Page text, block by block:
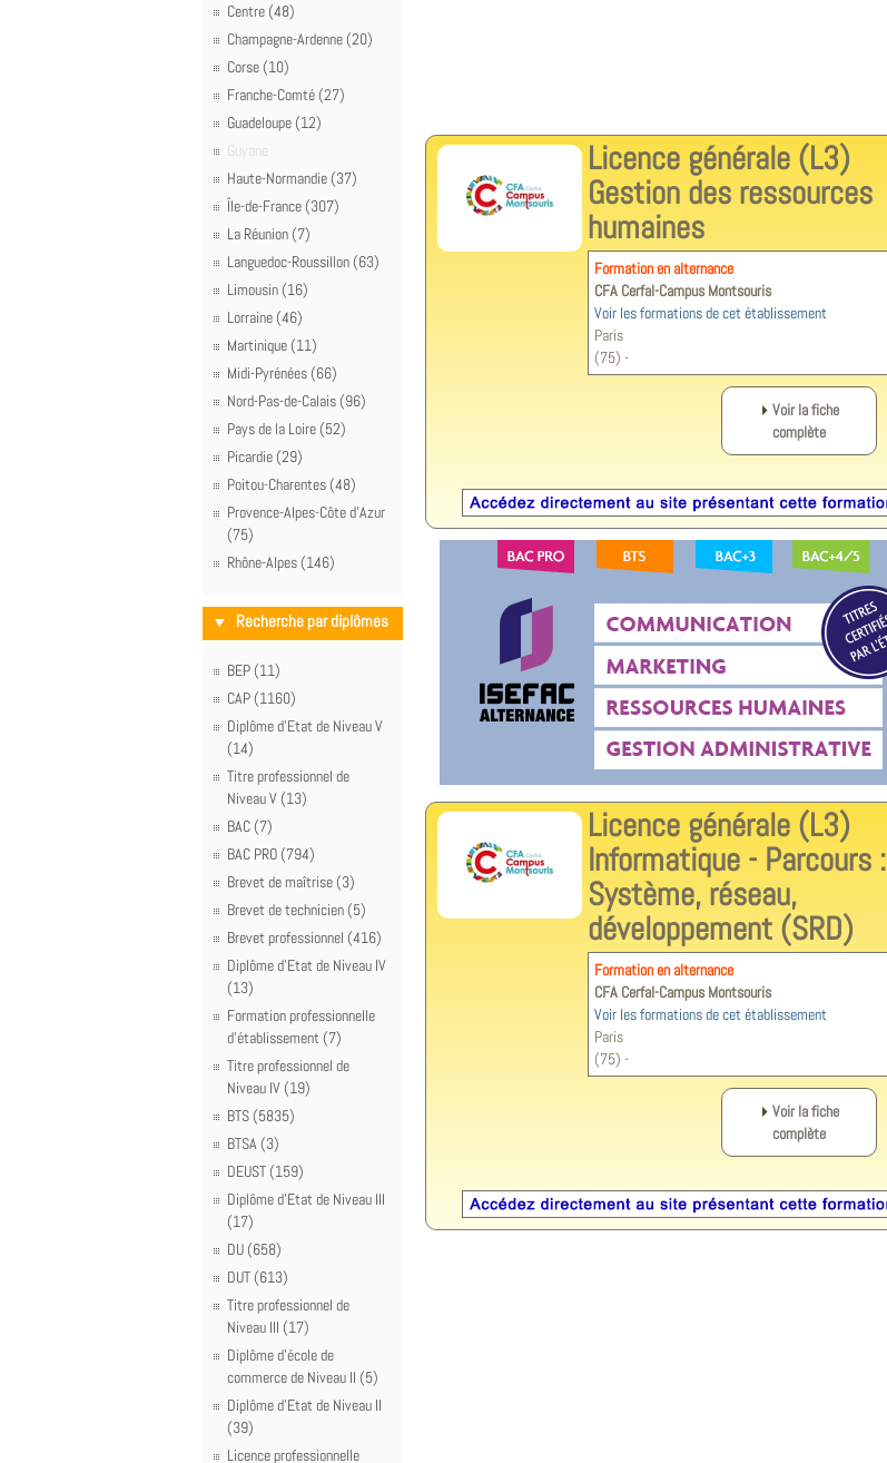
Centre (48)
Champagne-Ardenne (20)
Corse (10)
Franche-Comté (27)
Guadeloupe (12)
Guyane
Haute-Normandie (37)
Île-de-France (307)
La Réunion (7)
Languedoc-Roussillon (63)
Limousin (16)
Lorraine (46)
Martinique (11)
Midi-Pyrénées (66)
Nord-Pas-de-Calais (96)
Pays de la Loire (52)
Picardie (29)
Poitou-Charentes (48)
Provence-Alpes-Côte d'Azur
(75)
Rhône-Alpes (146)
Recherche par diplômes
BEP (11)
CAP (1160)
Diplôme d'Etat de Niveau V
(14)
Titre professionnel de
Niveau V (13)
BAC (7)
BAC PRO (794)
Brevet de maîtrise (3)
Brevet de technicien (5)
Brevet professionnel (416)
Diplôme d'Etat de Niveau IV
(13)
Formation professionnelle
d'établissement (7)
Titre professionnel de
Niveau IV (19)
BTS (5835)
BTSA (3)
DEUST (159)
Diplôme d'Etat de Niveau III
(17)
DU (658)
DUT (613)
Titre professionnel de
Niveau III (17)
Diplôme d'école de
commerce de Niveau II (5)
Diplôme d'Etat de Niveau II
(39)
Licence professionnelle
Licence générale (L3)
Gestion des ressources
humaines
Formation en alternance
CFA Cerfal-Campus Montsouris
Voir les formations de cet établissement
Paris
(75) -
Voir la fiche
complète
Licence générale (L3)
Informatique - Parcours :
Système, réseau,
développement (SRD)
Formation en alternance
CFA Cerfal-Campus Montsouris
Voir les formations de cet établissement
Paris
(75) -
Voir la fiche
complète